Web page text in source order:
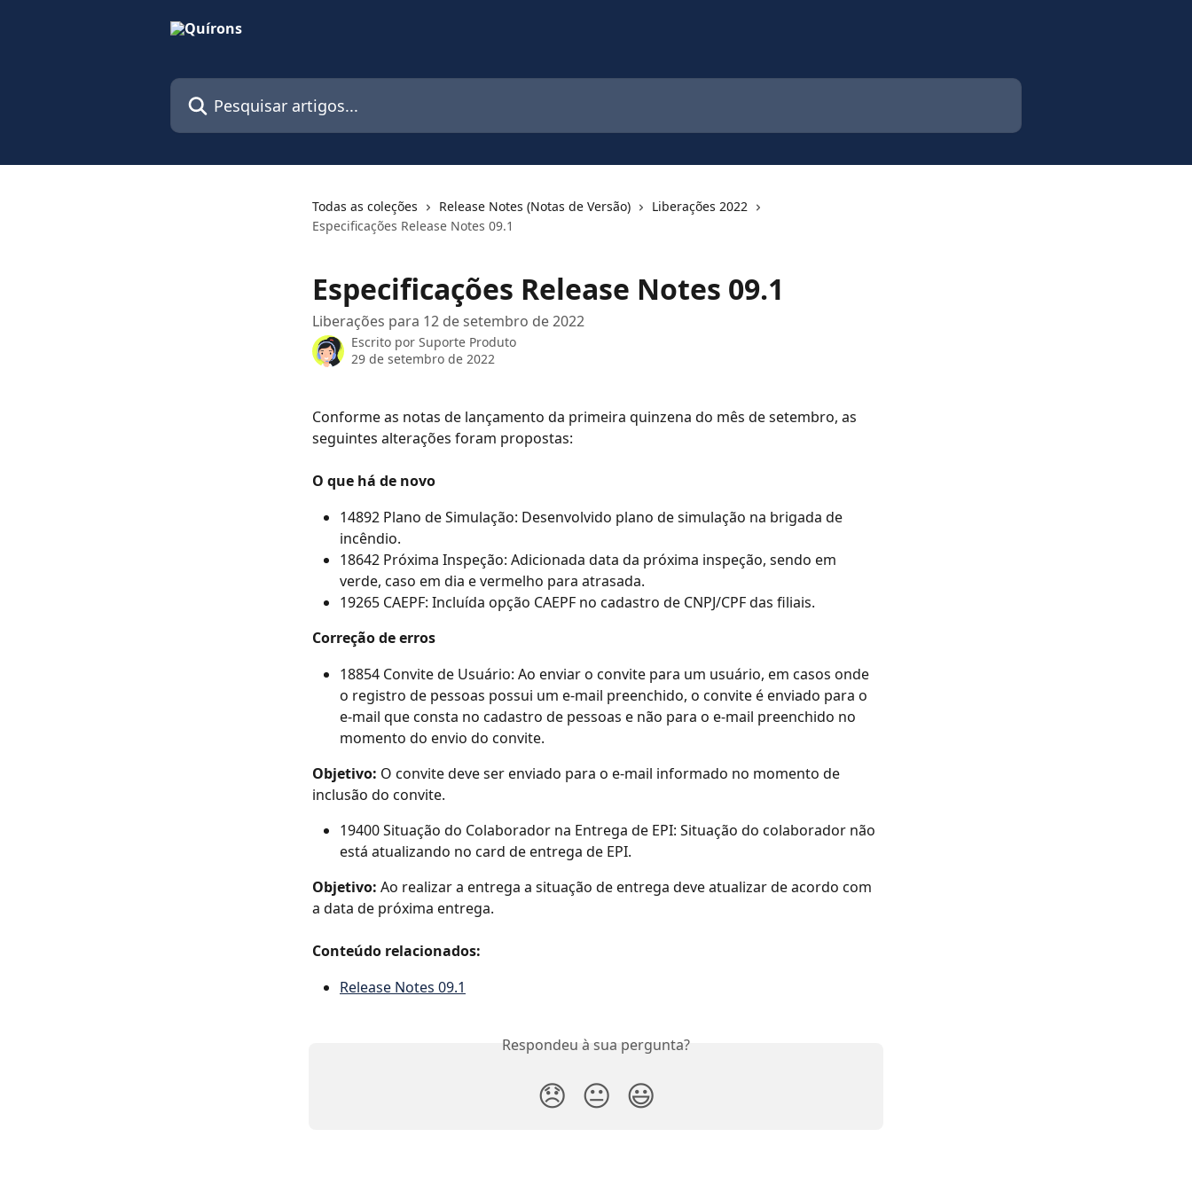
Pesquisar artigos...
Todas as coleções Release Notes (Notas de Versão)
Liberações 2022
Especificações Release Notes 09.1
Especificações Release Notes 09.1
Liberações para 12 de setembro de 2022
Escrito por Suporte Produto
29 de setembro de 2022
Conforme as notas de lançamento da primeira quinzena do mês de setembro, as
seguintes alterações foram propostas:
O que há de novo
14892 Plano de Simulação: Desenvolvido plano de simulação na brigada de
incêndio.
18642 Próxima Inspeção: Adicionada data da próxima inspeção, sendo em
verde, caso em dia e vermelho para atrasada.
19265 CAEPF: Incluída opção CAEPF no cadastro de CNPJ/CPF das filiais.
Correção de erros
18854 Convite de Usuário: Ao enviar o convite para um usuário, em casos onde
o registro de pessoas possui um e-mail preenchido, o convite é enviado para o
e-mail que consta no cadastro de pessoas e não para o e-mail preenchido no
momento do envio do convite.
Objetivo: O convite deve ser enviado para o e-mail informado no momento de
inclusão do convite.
19400 Situação do Colaborador na Entrega de EPI: Situação do colaborador não
está atualizando no card de entrega de EPI.
Objetivo: Ao realizar a entrega a situação de entrega deve atualizar de acordo com
a data de próxima entrega.
Conteúdo relacionados:
Release Notes 09.1
Respondeu à sua pergunta?
😞 😐 😃